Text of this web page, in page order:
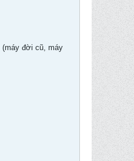
đời cũ, máy